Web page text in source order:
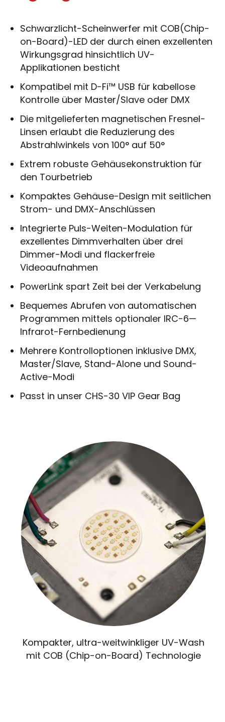
Schwarzlicht-Scheinwerfer mit COB(Chip-
on-Board)-LED der durch einen exzellenten
Wirkungsgrad hinsichtlich UV-
Applikationen besticht
Kompatibel mit D-Fi™ USB für kabellose
Kontrolle über Master/Slave oder DMX
Die mitgelieferten magnetischen Fresnel-
Linsen erlaubt die Reduzierung des
Abstrahlwinkels von 100° auf 50°
Extrem robuste Gehäusekonstruktion für
den Tourbetrieb
Kompaktes Gehäuse-Design mit seitlichen
Strom- und DMX-Anschlüssen
Integrierte Puls-Weiten-Modulation für
exzellentes Dimmverhalten über drei
Dimmer-Modi und flackerfreie
Videoaufnahmen
PowerLink spart Zeit bei der Verkabelung
Bequemes Abrufen von automatischen
Programmen mittels optionaler IRC-6—
Infrarot-Fernbedienung
Mehrere Kontrolloptionen inklusive DMX,
Master/Slave, Stand-Alone und Sound-
Active-Modi
Passt in unser CHS-30 VIP Gear Bag
Kompakter, ultra-weitwinkliger UV-Wash
mit COB (Chip-on-Board) Technologie